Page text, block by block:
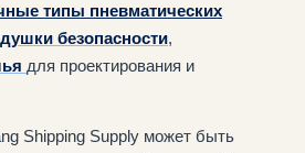
типы пневматических
безопасности,
для проектирования и
Shipping Supply может быть